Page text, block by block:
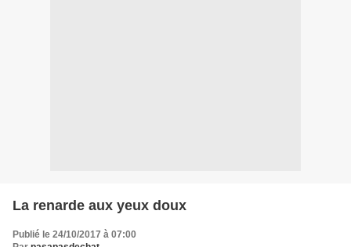
La renarde aux yeux doux
Publié le 24/10/2017 à 07:00